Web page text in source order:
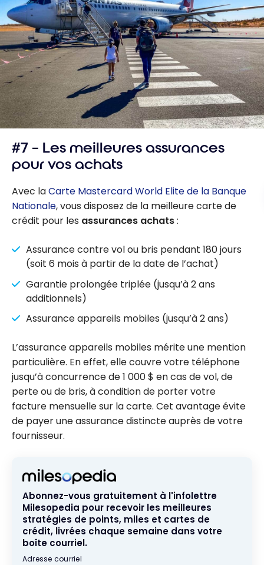
#7 – Les meilleures assurances
pour vos achats
Avec laCarte Mastercard World Elite de la Banque
Nationale, vous disposez de la meilleure carte de
crédit pour les assurances achats:
Assurance contre vol ou bris pendant 180 jours
(soit 6 mois à partir de la date de l’achat)
Garantie prolongée triplée (jusqu’à 2 ans
additionnels)
Assurance appareils mobiles (jusqu’à 2 ans)
L’assurance appareils mobiles mérite une mention
particulière. En effet, elle couvre votre téléphone
jusqu’à concurrence de 1 000 $ en cas de vol, de
perte ou de bris, à condition de porter votre
facture mensuelle sur la carte. Cet avantage évite
de payer une assurance distincte auprès de votre
fournisseur.
Abonnez-vous gratuitement à l'infolettre
Milesopedia pour recevoir les meilleures
stratégies de points, miles et cartes de
crédit, livrées chaque semaine dans votre
boîte courriel.
Adresse courriel